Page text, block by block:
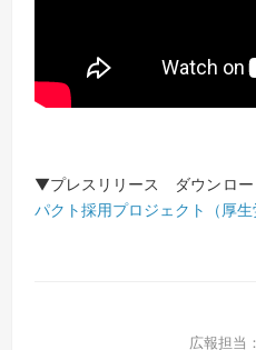
▼プレスリリース ダウンロ
パクト採用プロジェクト（厚生
広報担当